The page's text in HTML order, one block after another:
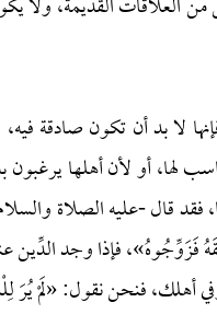
لا بد أن تكون صادقة
لها، أو لأن أهلها
فقد قال -عليه الصلاة
فَزَوِّجُوهُ»، فإذا وجد
أهلك، فنحن نقول: «لَمْ يُرَ